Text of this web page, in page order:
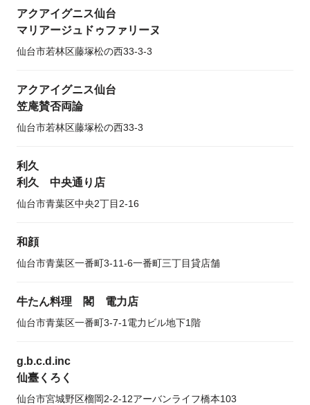
アクアイグニス仙台
マリアージュドゥファリーヌ
仙台市若林区藤塚松の西33-3-3
アクアイグニス仙台
笠庵賛否両論
仙台市若林区藤塚松の西33-3
利久
利久 中央通り店
仙台市青葉区中央2丁目2-16
和顔
仙台市青葉区一番町3-11-6一番町三丁目貸店舗
牛たん料理 閣 電力店
仙台市青葉区一番町3-7-1電力ビル地下1階
g.b.c.d.inc
仙臺くろく
仙台市宮城野区榴岡2-2-12アーバンライフ橋本103